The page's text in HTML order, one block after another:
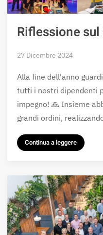
Riflessione
27 Dicembre 2024
Alla fine dell'anno
tutti i nostri dipendenti
impegno! 🙏 Insieme
grandi ordini,
Continua a leggere